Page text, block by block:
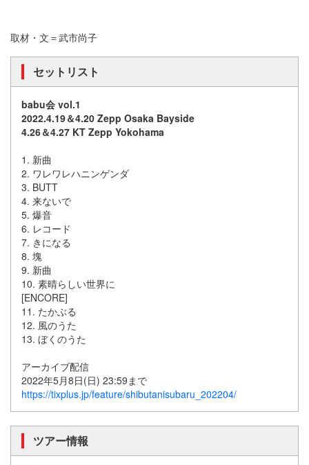
取材・文＝武市尚子
セットリスト
babu会 vol.1
2022.4.19＆4.20 Zepp Osaka Bayside
4.26＆4.27 KT Zepp Yokohama
1. 新曲
2. ワレワレハニンゲンダ
3. BUTT
4. 来ないで
5. 爆音
6. レコード
7. きになる
8. 塊
9. 新曲
10. 素晴らしい世界に
[ENCORE]
11. たかぶる
12. 風のうた
13. ぼくのうた
アーカイブ配信
2022年5月8日(日) 23:59まで
https://tixplus.jp/feature/shibutanisubaru_202204/
ツアー情報